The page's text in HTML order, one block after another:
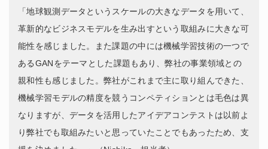
「地球観測データというスケールの大きなデータを用いて、
革新的なビジネスモデルを生み出すという取組みに大きな可
能性を感じました。また課題の中には機械学習技術の一つで
あるGANをテーマとした課題もあり、弊社の事業領域との
親和性も感じました。弊社がこれまで主に取り組んできた、
機械学習モデルの精度を競うコンペティションとは毛色は異
なりますが、データを活用したアイデアコンテストは以前よ
り弊社でも取組みたいと思っていたことでもあったため、支